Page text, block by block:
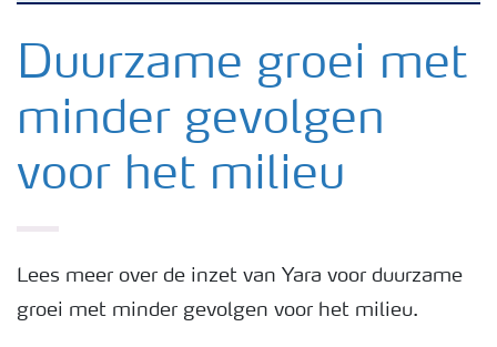
Gewassen
Meststoffen
Duurzame groei met
minder gevolgen
voor het milieu
Lees meer over de inzet van Yara voor duurzame
groei met minder gevolgen voor het milieu.